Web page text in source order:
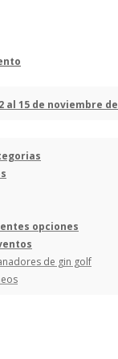
al 15 de noviembre
opciones
de gin golf